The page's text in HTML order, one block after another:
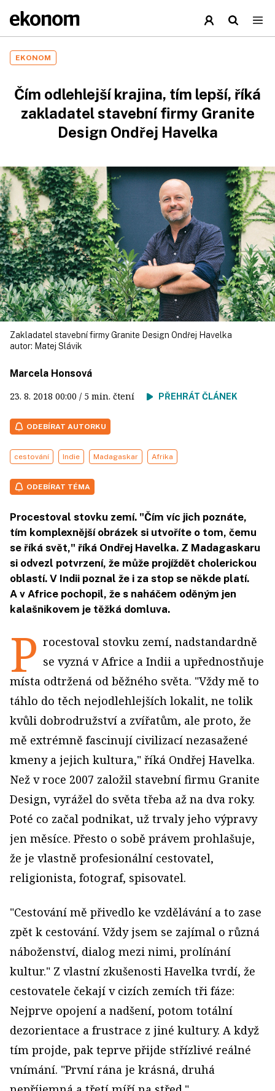
EKONOM
Čím odlehlejší krajina, tím lepší, říká
zakladatel stavební firmy Granite
Design Ondřej Havelka
Zakladatel stavební firmy Granite Design Ondřej Havelka
autor: Matej Slávik
Marcela Honsová
23. 8. 2018 00:00 / 5 min. čtení PŘEHRÁT ČLÁNEK
ODEBÍRAT AUTORKU
cestování Indie Madagaskar Afrika
ODEBÍRAT TÉMA
Procestoval stovku zemí. "Čím víc jich poznáte,
tím komplexnější obrázek si utvoříte o tom, čemu
se říká svět," říká Ondřej Havelka. Z Madagaskaru
si odvezl potvrzení, že může projíždět cholerickou
oblastí. V Indii poznal že i za stop se někde platí.
A v Africe pochopil, že s naháčem oděným jen
kalašnikovem je těžká domluva.
P rocestoval stovku zemí, nadstandardně
se vyzná v Africe a Indii a upřednostňuje
místa odtržená od běžného světa. "Vždy mě to
táhlo do těch nejodlehlejších lokalit, ne tolik
kvůli dobrodružství a zvířatům, ale proto, že
mě extrémně fascinují civilizací nezasažené
kmeny a jejich kultura," říká Ondřej Havelka.
Než v roce 2007 založil stavební firmu Granite
Design, vyrážel do světa třeba až na dva roky.
Poté co začal podnikat, už trvaly jeho výpravy
jen měsíce. Přesto o sobě právem prohlašuje,
že je vlastně profesionální cestovatel,
religionista, fotograf, spisovatel.
"Cestování mě přivedlo ke vzdělávání a to zase
zpět k cestování. Vždy jsem se zajímal o různá
náboženství, dialog mezi nimi, prolínání
kultur." Z vlastní zkušenosti Havelka tvrdí, že
cestovatele čekají v cizích zemích tři fáze:
Nejprve opojení a nadšení, potom totální
dezorientace a frustrace z jiné kultury. A když
tím projde, pak teprve přijde střízlivé reálné
vnímání. "První rána je krásná, druhá